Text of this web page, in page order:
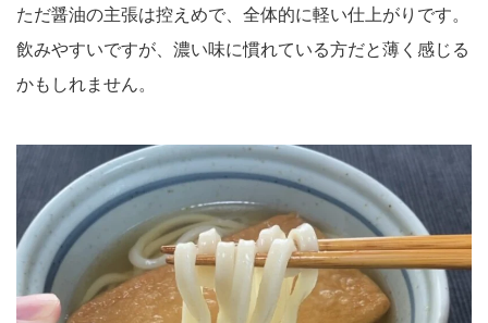
ただ醤油の主張は控えめで、全体的に軽い仕上がりです。
飲みやすいですが、濃い味に慣れている方だと薄く感じる
かもしれません。